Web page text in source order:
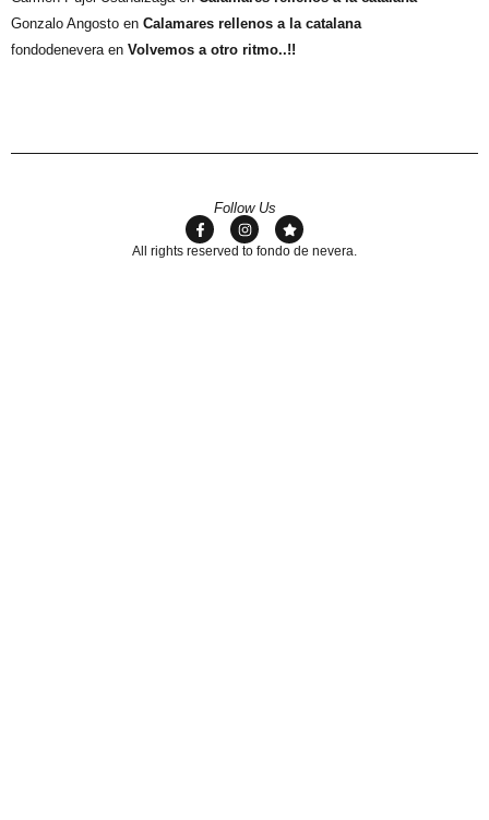
Gonzalo Angosto en Calamares rellenos a la catalana
fondodeneveraen Volvemos a otro ritmo..!!
Follow Us
All rights reserved to fondo de nevera.